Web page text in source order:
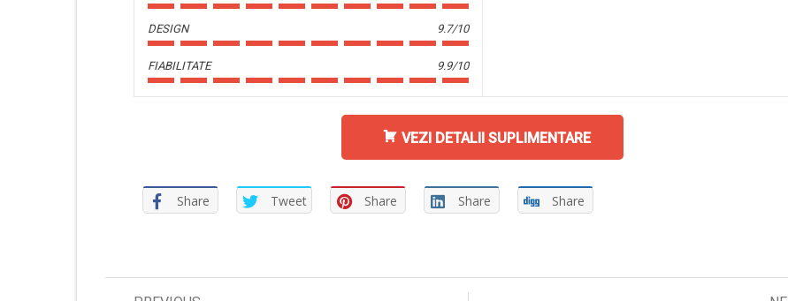
DESIGN 9.7/10
FIABILITATE 9.9/10
VEZI DETALII SUPLIMENTARE
Share Tweet Share Share Share